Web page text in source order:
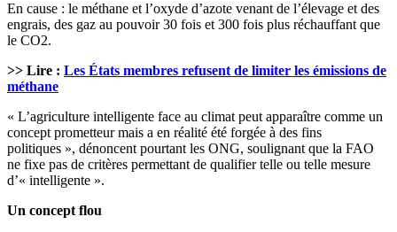
En cause : le méthane et l’oxyde d’azote venant de l’élevage et des
engrais, des gaz au pouvoir 30 fois et 300 fois plus réchauffant que
le CO2.
>> Lire : Les États membres refusent de limiter les émissions de
méthane
« L’agriculture intelligente face au climat peut apparaître comme un
concept prometteur mais a en réalité été forgée à des fins
politiques », dénoncent pourtant les ONG, soulignant que la FAO
ne fixe pas de critères permettant de qualifier telle ou telle mesure
d’« intelligente ».
Un concept flou